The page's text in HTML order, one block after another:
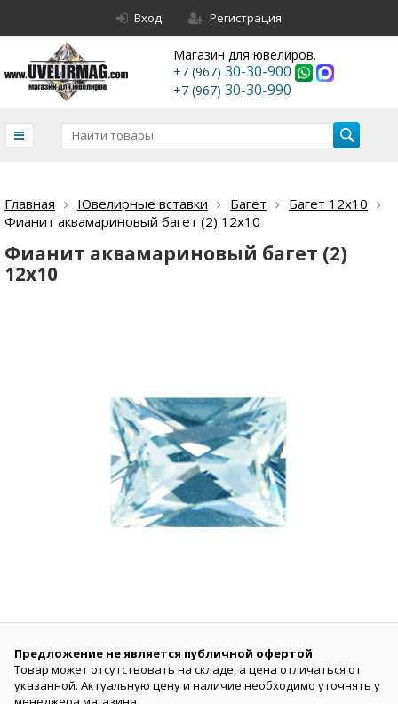
Вход Регистрация
Магазин для ювелиров.
+7 (967) 30-30-900
+7 (967) 30-30-990
Главная Ювелирные вставки Багет
Багет 12х10
Фианит аквамариновый багет (2) 12х10
Фианит аквамариновый багет (2)
12х10
Предложение не является публичной офертой
Товар может отсутствовать на складе, а цена отличаться от
указанной. Актуальную цену и наличие необходимо уточнять у